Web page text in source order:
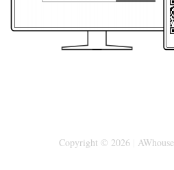
Copyright © 2026 AWhouse